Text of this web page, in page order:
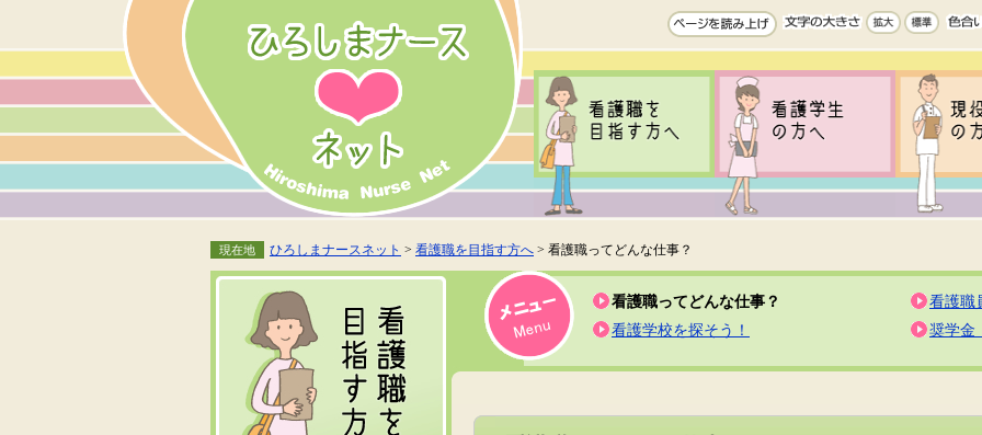
現在地 ひろしまナースネット > 看護職を目指す方へ > 看護職ってどんな仕事？
看護職ってどんな仕事？
看護職
看護学校を探そう！
奨学金